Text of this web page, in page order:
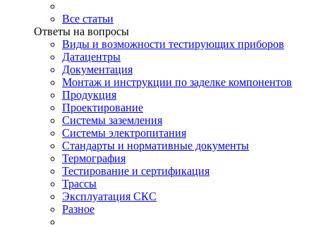
Все статьи
Ответы на вопросы
Виды и возможности тестирующих приборов
Датацентры
Документация
Монтаж и инструкции по заделке компонентов
Продукция
Проектирование
Системы заземления
Системы электропитания
Стандарты и нормативные документы
Термография
Тестирование и сертификация
Трассы
Эксплуатация СКС
Разное